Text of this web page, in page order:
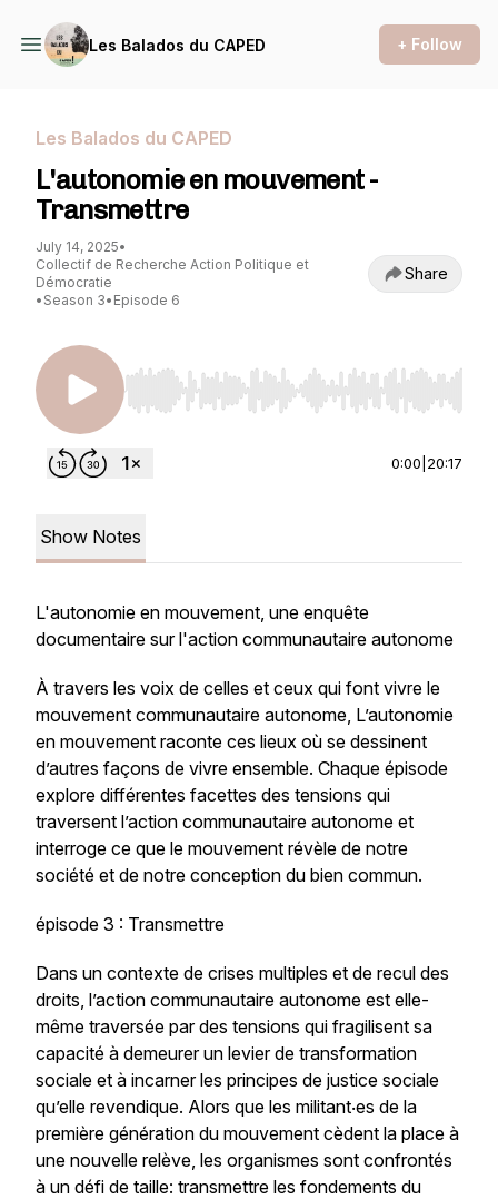
Les Balados du CAPED + Follow
Les Balados du CAPED
L'autonomie en mouvement -
Transmettre
July 14, 2025•
Collectif de Recherche Action Politique et
Démocratie
• Season 3• Episode 6
Share
Use Left/Right to seek, Home/End to jump to
0:00 20:17
Show Notes
L'autonomie en mouvement, une enquête
documentaire sur l'action communautaire autonome
À travers les voix de celles et ceux qui font vivre le
mouvement communautaire autonome, L’autonomie
en mouvement raconte ces lieux où se dessinent
d’autres façons de vivre ensemble. Chaque épisode
explore différentes facettes des tensions qui
traversent l’action communautaire autonome et
interroge ce que le mouvement révèle de notre
société et de notre conception du bien commun.
épisode 3 : Transmettre
Dans un contexte de crises multiples et de recul des
droits, l’action communautaire autonome est elle-
même traversée par des tensions qui fragilisent sa
capacité à demeurer un levier de transformation
sociale et à incarner les principes de justice sociale
qu’elle revendique. Alors que les militant‧es de la
première génération du mouvement cèdent la place à
une nouvelle relève, les organismes sont confrontés
à un défi de taille: transmettre les fondements du